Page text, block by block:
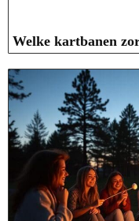
Welke kartbanen